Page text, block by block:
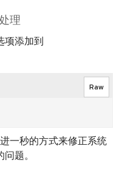
理
项添加到
Raw
一秒的方式来修正系统
题。